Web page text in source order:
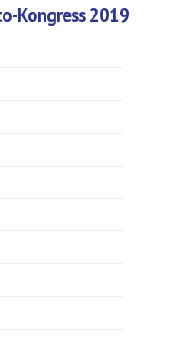
Kongress 2019